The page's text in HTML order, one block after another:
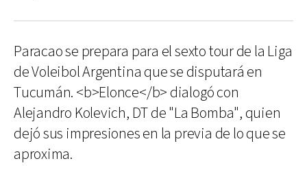
Paracao se prepara para el sexto tour de la Liga
de Voleibol Argentina que se disputará en
Tucumán. <b>Elonce</b> dialogó con
Alejandro Kolevich, DT de "La Bomba", quien
dejó sus impresiones en la previa de lo que se
aproxima.